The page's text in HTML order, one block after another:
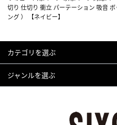
切り 仕切り 衝立 パーテーション 吸音
ング ） 【ネイビー】
カテゴリを選ぶ
ジャンルを選ぶ